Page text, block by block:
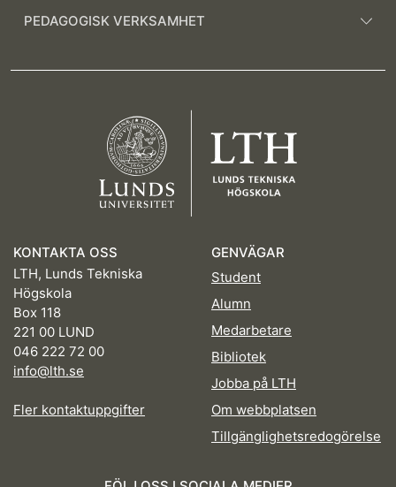
PEDAGOGISK VERKSAMHET
KONTAKTA OSS
LTH, Lunds Tekniska
Högskola
Box 118
221 00 LUND
046 222 72 00
info@lth.se
Fler kontaktuppgifter
GENVÄGAR
Student
Alumn
Medarbetare
Bibliotek
Jobba på LTH
Om webbplatsen
Tillgänglighetsredogörelse